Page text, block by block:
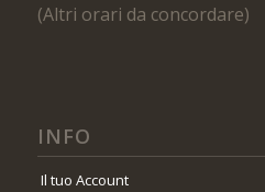
(Altri orari da concordare)
INFO
Il tuo Account